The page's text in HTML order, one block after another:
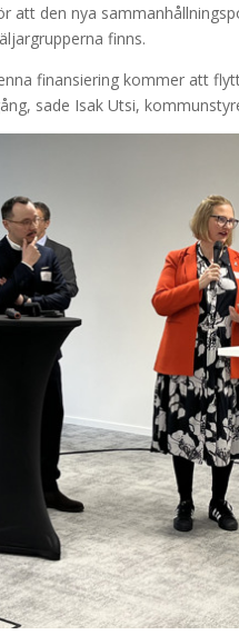
att den nya
finns.
finansiering kommer att
sade Isak Utsi,